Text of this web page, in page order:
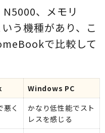
、メモリ
う機種があり、こ
で比較して
Windows PC
悪く
かなり低性能でスト
レスを感じる